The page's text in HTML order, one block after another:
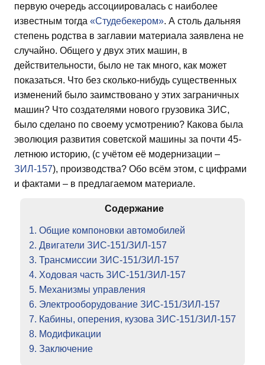
первую очередь ассоциировалась с наиболее
известным тогда «Студебекером». А столь дальняя
степень родства в заглавии материала заявлена не
случайно. Общего у двух этих машин, в
действительности, было не так много, как может
показаться. Что без сколько-нибудь существенных
изменений было заимствовано у этих заграничных
машин? Что создателями нового грузовика ЗИС,
было сделано по своему усмотрению? Какова была
эволюция развития советской машины за почти 45-
летнюю историю, (с учётом её модернизации –
ЗИЛ-157), производства? Обо всём этом, с цифрами
и фактами – в предлагаемом материале.
Содержание
1. Общие компоновки автомобилей
2. Двигатели ЗИС-151/ЗИЛ-157
3. Трансмиссии ЗИС-151/ЗИЛ-157
4. Ходовая часть ЗИС-151/ЗИЛ-157
5. Механизмы управления
6. Электрооборудование ЗИС-151/ЗИЛ-157
7. Кабины, оперения, кузова ЗИС-151/ЗИЛ-157
8. Модификации
9. Заключение